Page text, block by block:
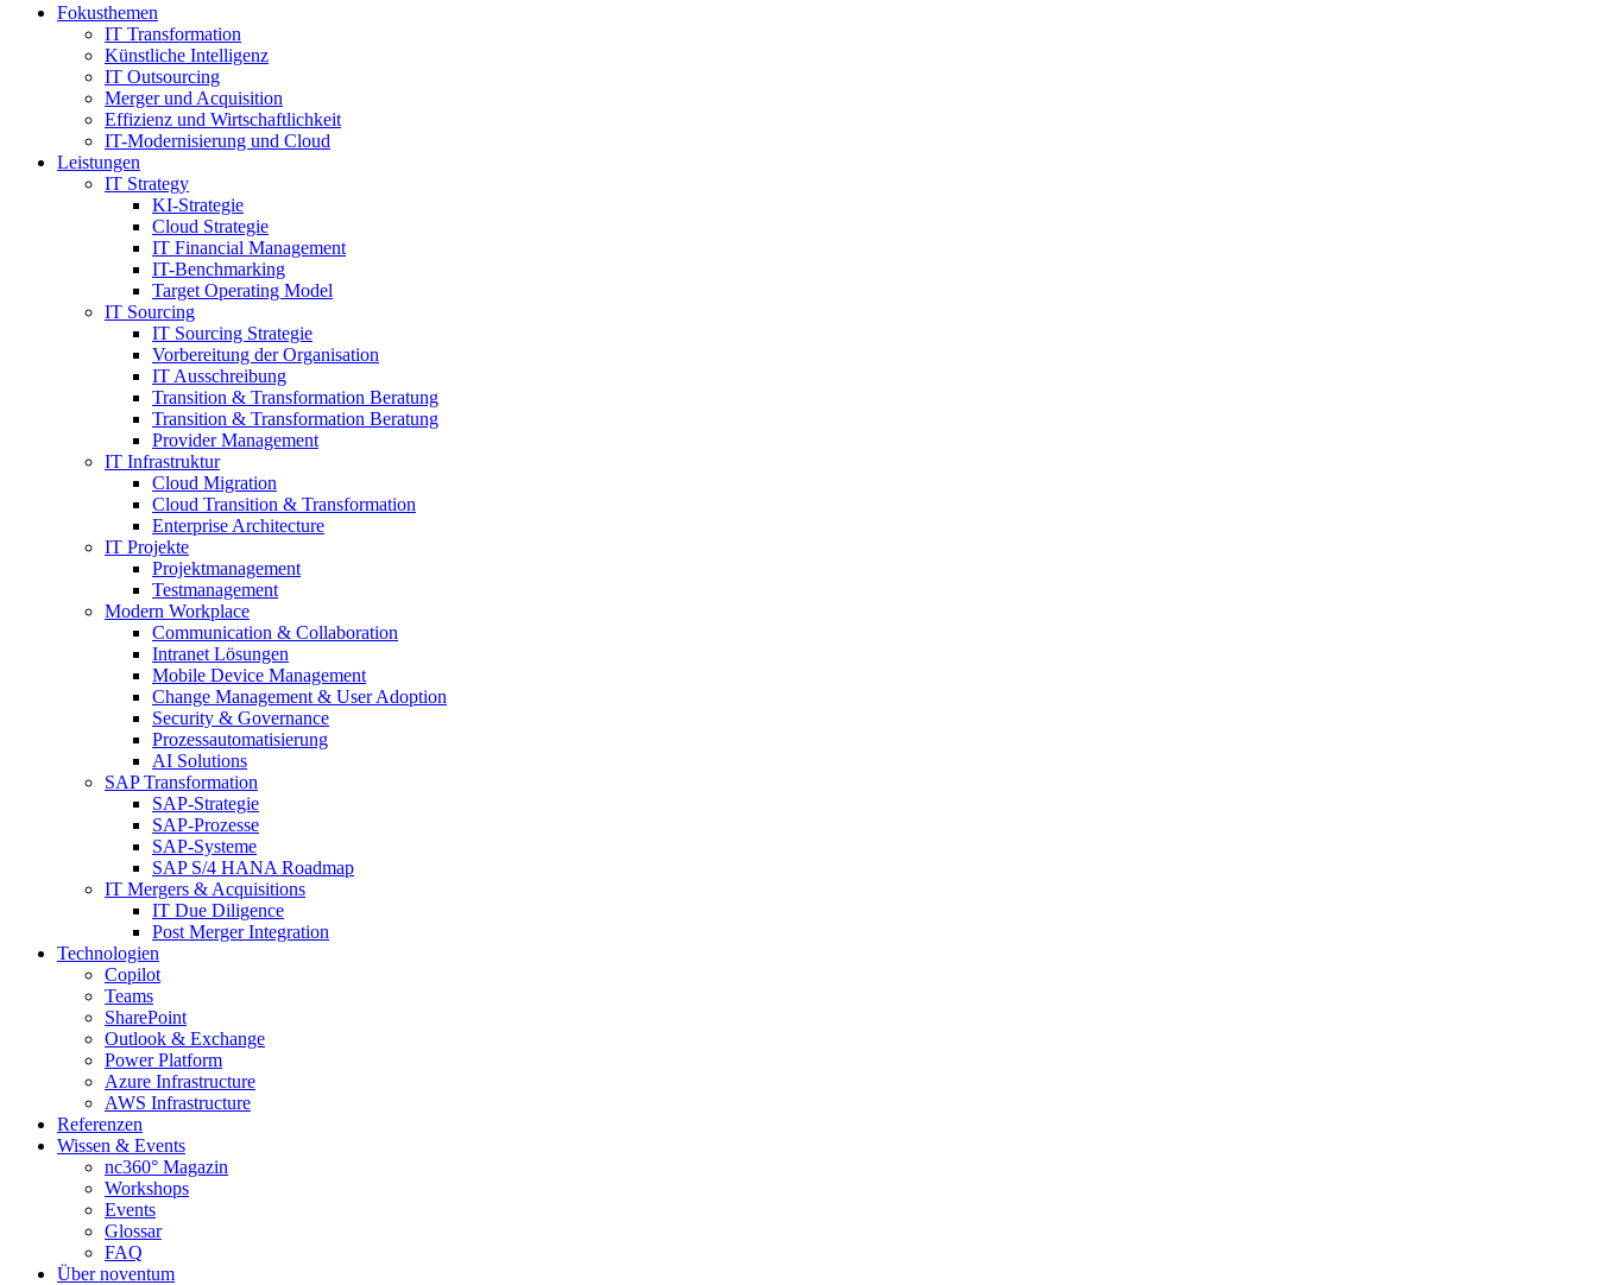
Fokusthemen
IT Transformation
Künstliche Intelligenz
IT Outsourcing
Merger und Acquisition
Effizienz und Wirtschaftlichkeit
IT-Modernisierung und Cloud
Leistungen
IT Strategy
KI-Strategie
Cloud Strategie
IT Financial Management
IT-Benchmarking
Target Operating Model
IT Sourcing
IT Sourcing Strategie
Vorbereitung der Organisation
IT Ausschreibung
Transition & Transformation Beratung
Transition & Transformation Beratung
Provider Management
IT Infrastruktur
Cloud Migration
Cloud Transition & Transformation
Enterprise Architecture
IT Projekte
Projektmanagement
Testmanagement
Modern Workplace
Communication & Collaboration
Intranet Lösungen
Mobile Device Management
Change Management & User Adoption
Security & Governance
Prozessautomatisierung
AI Solutions
SAP Transformation
SAP-Strategie
SAP-Prozesse
SAP-Systeme
SAP S/4 HANA Roadmap
IT Mergers & Acquisitions
IT Due Diligence
Post Merger Integration
Technologien
Copilot
Teams
SharePoint
Outlook & Exchange
Power Platform
Azure Infrastructure
AWS Infrastructure
Referenzen
Wissen & Events
nc360° Magazin
Workshops
Events
Glossar
FAQ
Über noventum